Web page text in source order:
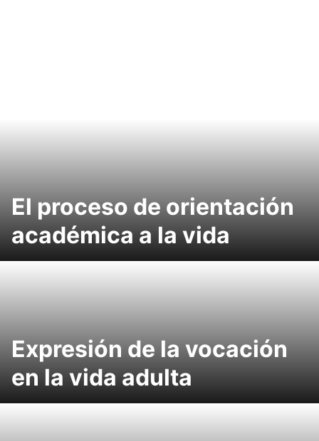
El proceso de orientación
académica a la vida
Expresión de la vocación
en la vida adulta